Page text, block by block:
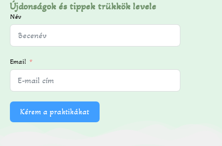
Újdonságok és tippek trükkök levele
Név
Email
Kérem a praktikákat